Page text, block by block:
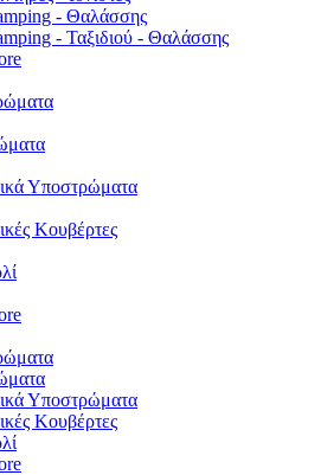
- Θαλάσσης
- Ταξιδιού - Θαλάσσης
Υποστρώματα
Κουβέρτες
Υποστρώματα
Κουβέρτες